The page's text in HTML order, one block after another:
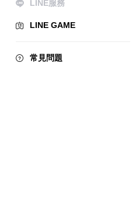
LINE服務
LINE GAME
常見問題